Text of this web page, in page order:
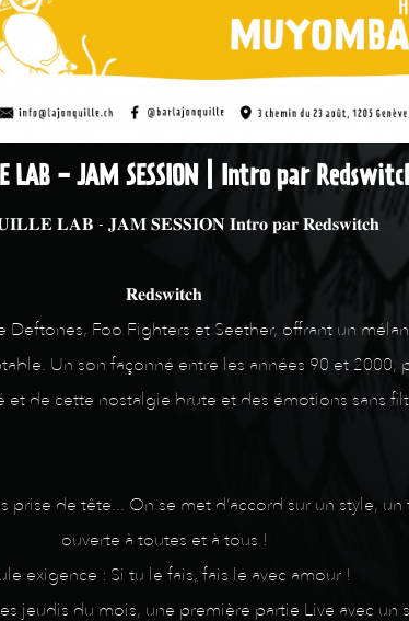
LAB - JAM SESSION | Intro par
𝐋𝐀𝐁 - 𝐉𝐀𝐌 𝐒𝐄𝐒𝐒𝐈𝐎𝐍 𝐈𝐧𝐭𝐫𝐨 𝐩𝐚𝐫 𝐑𝐞𝐝𝐬𝐰𝐢𝐭𝐜𝐡
𝐑𝐞𝐝𝐬𝐰𝐢𝐭𝐜𝐡
Deftones, Foo Fighters et Seether, offrant un
Un son façonné entre les années 90 et 2000,
et de cette nostalgie brute et des émotions sans
de tête... On se met d’accord sur un style,
ouverte à toutes et à tous !
exigence : Si tu le fais, fais le avec amour !
jeudis du mois, une première partie Live avec